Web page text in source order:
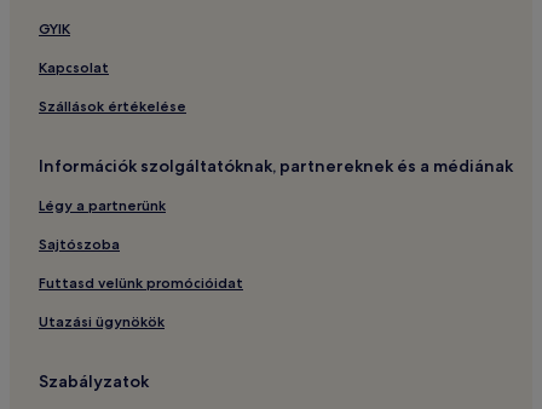
GYIK
Kapcsolat
Szállások értékelése
Információk szolgáltatóknak, partnereknek és a médiának
Légy a partnerünk
Sajtószoba
Futtasd velünk promócióidat
Utazási ügynökök
Szabályzatok